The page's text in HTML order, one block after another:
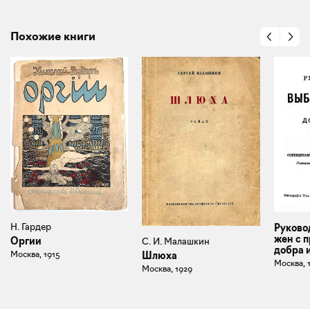
Похожие книги
Н. Гардер
Оргии
Москва, 1915
С. И. Малашкин
Шлюха
Москва, 1929
жен с
добра
Москва,